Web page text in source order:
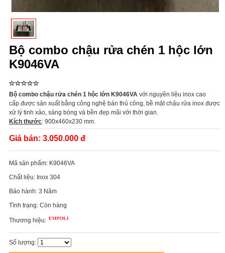
Bộ combo chậu rửa chén 1 hộc lớn
K9046VA
Bộ combo chậu rửa chén 1 hộc lớn K9046VA với nguyên liệu inox cao
cấp được sản xuất bằng công nghệ bán thủ công, bề mặt chậu rửa inox được
xử lý tinh xảo, sáng bóng và bền đẹp mãi với thời gian.
Kích thước: 900x460x230 mm.
Giá bán: 3.050.000 đ
Mã sản phẩm: K9046VA
Chất liệu: Inox 304
Bảo hành: 3 Năm
Tình trạng: Còn hàng
Thương hiệu:
Số lượng: